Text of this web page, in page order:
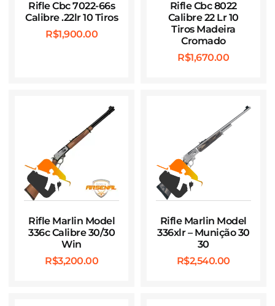
Rifle Cbc 7022-66s
Calibre .22lr 10 Tiros
R$1,900.00
Rifle Cbc 8022
Calibre 22 Lr 10
Tiros Madeira
Cromado
R$1,670.00
Rifle Marlin Model
336c Calibre 30/30
Win
R$3,200.00
Rifle Marlin Model
336xlr – Munição 30
30
R$2,540.00